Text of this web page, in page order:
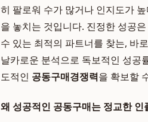
히 팔로워 수가 많거나 인지도가
을 놓치는 것입니다. 진정한 성공
수 있는 최적의 파트너를 찾는, 바
날카로운 분석으로 독보적인 성공
도적인 공동구매경쟁력을 확보할
왜 성공적인 공동구매는 정교한